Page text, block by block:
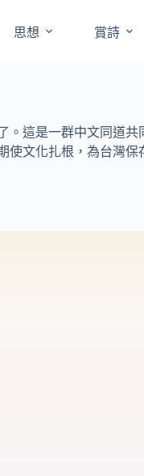
思想 賞詩
。這是一群中文同道
文化扎根，為台灣保